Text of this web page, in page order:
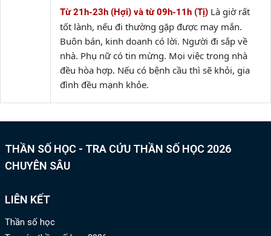
Từ 21h-23h (Hợi) và từ 09h-11h (Tị) Là giờ rất
tốt lành, nếu đi thường gặp được may mắn.
Buôn bán, kinh doanh có lời. Người đi sắp về
nhà. Phụ nữ có tin mừng. Mọi việc trong nhà
đều hòa hợp. Nếu có bệnh cầu thì sẽ khỏi, gia
đình đều mạnh khỏe.
THẦN SỐ HỌC - TRA CỨU THẦN SỐ HỌC 2026
CHUYÊN SÂU
LIÊN KẾT
Thần số học